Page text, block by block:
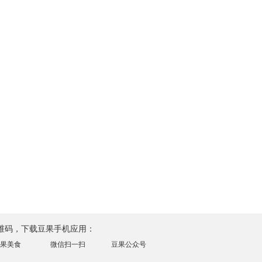
码，下载豆果手机应用：
美食 微信扫一扫 豆果公众号